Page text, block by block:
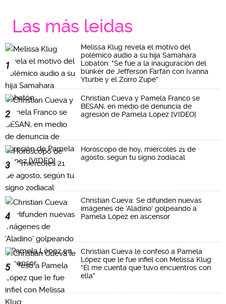
Las más leidas
1
Melissa Klug revela el motivo del
polémico audio a su hija Samahara
Lobatón: "Se fue a la inauguración del
búnker de Jefferson Farfán con Ivanna
Yturbe y el Zorro Zupe"
2
Christian Cueva y Pamela Franco se
BESAN, en medio de denuncia de
agresión de Pamela López [VIDEO]
3
Horóscopo de hoy, miércoles 21 de
agosto, según tu signo zodiacal
4
Christian Cueva: Se difunden nuevas
imágenes de 'Aladino' golpeando a
Pamela López en ascensor
5
Christian Cueva le confesó a Pamela
López que le fue infiel con Melissa Klug:
"Él me cuenta que tuvo encuentros con
ella"